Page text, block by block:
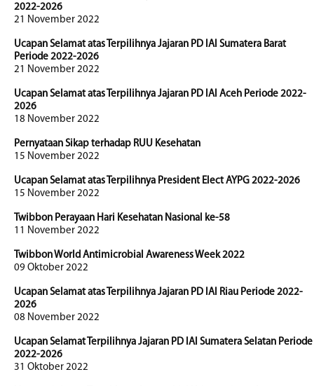
2022-2026
21 November 2022
Ucapan Selamat atas Terpilihnya Jajaran PD IAI Sumatera Barat
Periode 2022-2026
21 November 2022
Ucapan Selamat atas Terpilihnya Jajaran PD IAI Aceh Periode 2022-
2026
18 November 2022
Pernyataan Sikap terhadap RUU Kesehatan
15 November 2022
Ucapan Selamat atas Terpilihnya President Elect AYPG 2022-2026
15 November 2022
Twibbon Perayaan Hari Kesehatan Nasional ke-58
11 November 2022
Twibbon World Antimicrobial Awareness Week 2022
09 Oktober 2022
Ucapan Selamat atas Terpilihnya Jajaran PD IAI Riau Periode 2022-
2026
08 November 2022
Ucapan Selamat Terpilihnya Jajaran PD IAI Sumatera Selatan Periode
2022-2026
31 Oktober 2022